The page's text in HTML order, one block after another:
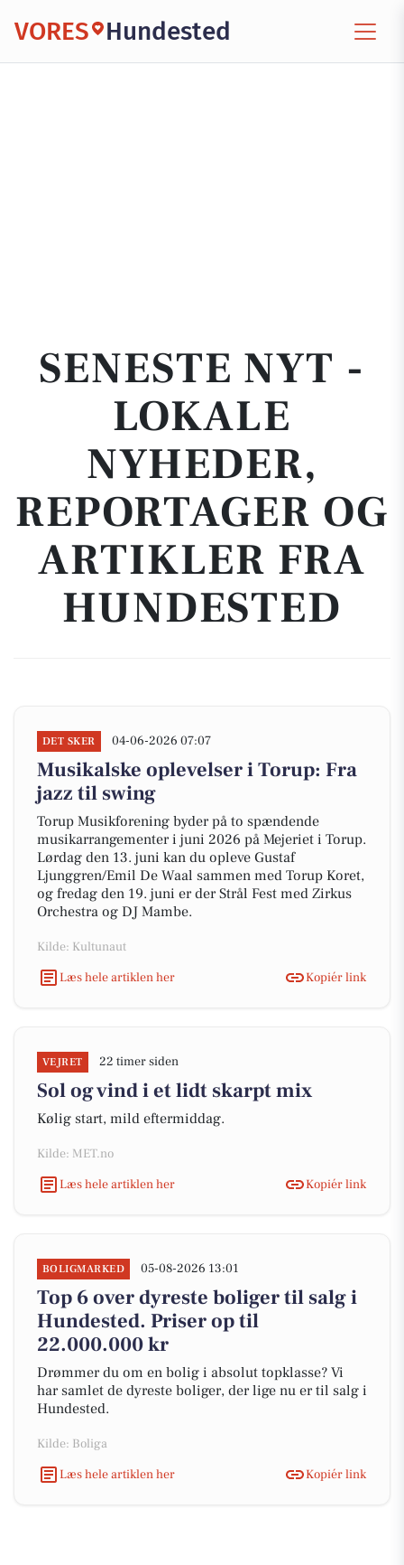
VORES Hundested
SENESTE NYT -
LOKALE
NYHEDER,
REPORTAGER OG
ARTIKLER FRA
HUNDESTED
DET SKER 04-06-2026 07:07
Musikalske oplevelser i Torup: Fra
jazz til swing
Torup Musikforening byder på to spændende
musikarrangementer i juni 2026 på Mejeriet i Torup.
Lørdag den 13. juni kan du opleve Gustaf
Ljunggren/Emil De Waal sammen med Torup Koret,
og fredag den 19. juni er der Strål Fest med Zirkus
Orchestra og DJ Mambe.
Kilde: Kultunaut
Læs hele artiklen her
Kopiér link
VEJRET 22 timer siden
Sol og vind i et lidt skarpt mix
Kølig start, mild eftermiddag.
Kilde: MET.no
Læs hele artiklen her
Kopiér link
BOLIGMARKED 05-08-2026 13:01
Top 6 over dyreste boliger til salg i
Hundested. Priser op til
22.000.000 kr
Drømmer du om en bolig i absolut topklasse? Vi
har samlet de dyreste boliger, der lige nu er til salg i
Hundested.
Kilde: Boliga
Læs hele artiklen her
Kopiér link